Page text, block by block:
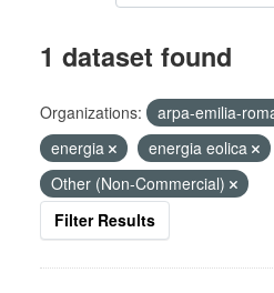
1 dataset found
Organizations: arpa-emilia-
energia
energia eolica
Other (Non-Commercial)
Filter Results